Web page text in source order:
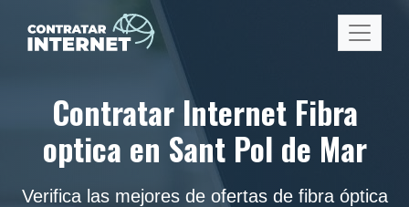
Contratar Internet Fibra
optica en Sant Pol de Mar
Verifica las mejores de ofertas de fibra óptica